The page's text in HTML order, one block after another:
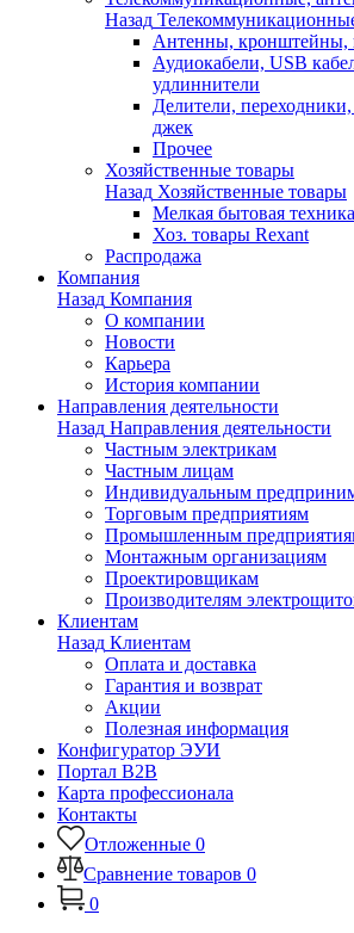
Назад
Антенны, кронштейны,
Аудиокабели, USB
удлиннители
Делители,
джек
Прочее
Хозяйственные товары
Назад Хозяйственные товары
Мелкая бытовая техника
Хоз. товары Rexant
Распродажа
Компания
Назад Компания
О компании
Новости
Карьера
История компании
Направления деятельности
Назад Направления деятельности
Частным электрикам
Частным лицам
Индивидуальным
Торговым предприятиям
Промышленным
Монтажным организациям
Проектировщикам
Производителям
Клиентам
Назад Клиентам
Оплата и доставка
Гарантия и возврат
Акции
Полезная информация
Конфигуратор ЭУИ
Портал B2B
Карта профессионала
Контакты
Отложенные 0
Сравнение товаров 0
0